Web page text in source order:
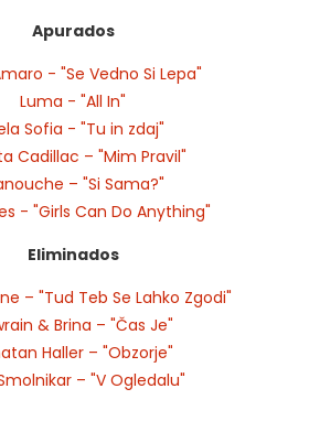
Apurados
- "Se Vedno Si Lepa"
Luma - "All In"
Sofia - "Tu in zdaj"
Cadillac – "Mim Pravil"
– "Si Sama?"
- "Girls Can Do Anything"
Eliminados
– "Tud Teb Se Lahko Zgodi"
& Brina – "Čas Je"
Haller – "Obzorje"
– "V Ogledalu"